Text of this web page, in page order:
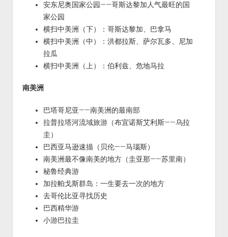
安东尼奥国家公园——哥斯达黎加人气最旺的国
家公园
横扫中美洲（下）：哥斯达黎加、巴拿马
横扫中美洲（中）：洪都拉斯、萨尔瓦多、尼加
拉瓜
横扫中美洲（上）：伯利兹、危地马拉
南美洲
巴塔哥尼亚——南美洲的最南部
拉普拉塔河流域旅游（布宜诺斯艾利斯——乌拉
圭）
巴西亚马逊速描（贝伦——马瑙斯）
南美洲最不像南美的地方（圭亚那——苏里南）
秘鲁经典游
加拉帕戈斯群岛：一生要去一次的地方
去哥伦比亚寻找历史
巴西精华游
小游巴拉圭